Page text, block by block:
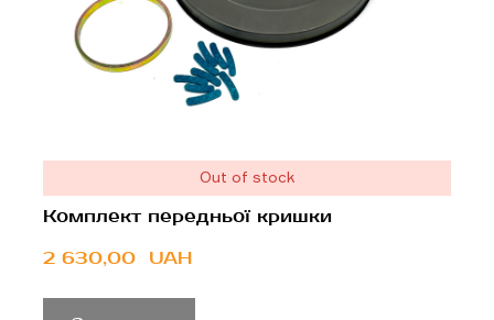
Out of stock
Комплект передньої кришки
2 630,00  UAH